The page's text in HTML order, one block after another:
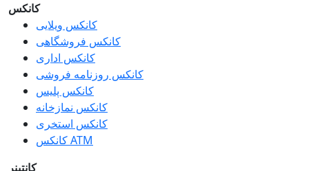
کانکس
کانکس ویلایی
کانکس فروشگاهی
کانکس اداری
کانکس روزنامه فروشی
کانکس پلیس
کانکس نمازخانه
کانکس استخری
کانکس ATM
کانتینر